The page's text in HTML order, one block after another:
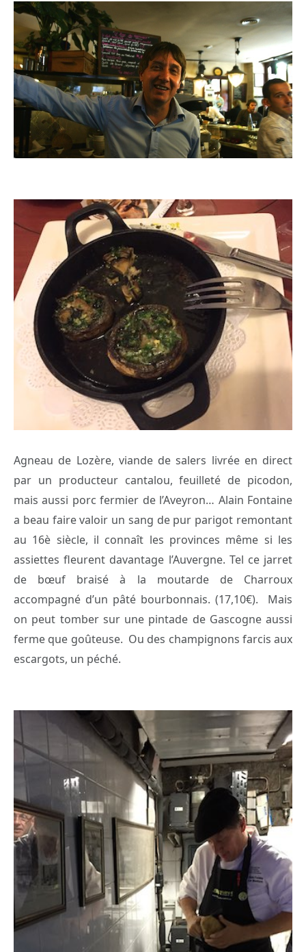
Agneau de Lozère, viande de salers livrée en direct
par un producteur cantalou, feuilleté de picodon,
mais aussi porc fermier de l’Aveyron… Alain Fontaine
a beau faire valoir un sang de pur parigot remontant
au 16è siècle, il connaît les provinces même si les
assiettes fleurent davantage l’Auvergne. Tel ce jarret
de bœuf braisé à la moutarde de Charroux
accompagné d’un pâté bourbonnais. (17,10€). Mais
on peut tomber sur une pintade de Gascogne aussi
ferme que goûteuse. Ou des champignons farcis aux
escargots, un péché.